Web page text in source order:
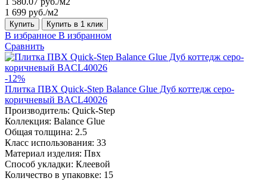
1 699 руб./м2
Купить Купить в 1 клик
В избранное В избранном
Сравнить
-12%
Плитка ПВХ Quick-Step Balance Glue Дуб коттедж серо-
коричневый BACL40026
Производитель: Quick-Step
Коллекция: Balance Glue
Общая толщина: 2.5
Класс использования: 33
Материал изделия: Пвх
Способ укладки: Клеевой
Количество в упаковке: 15